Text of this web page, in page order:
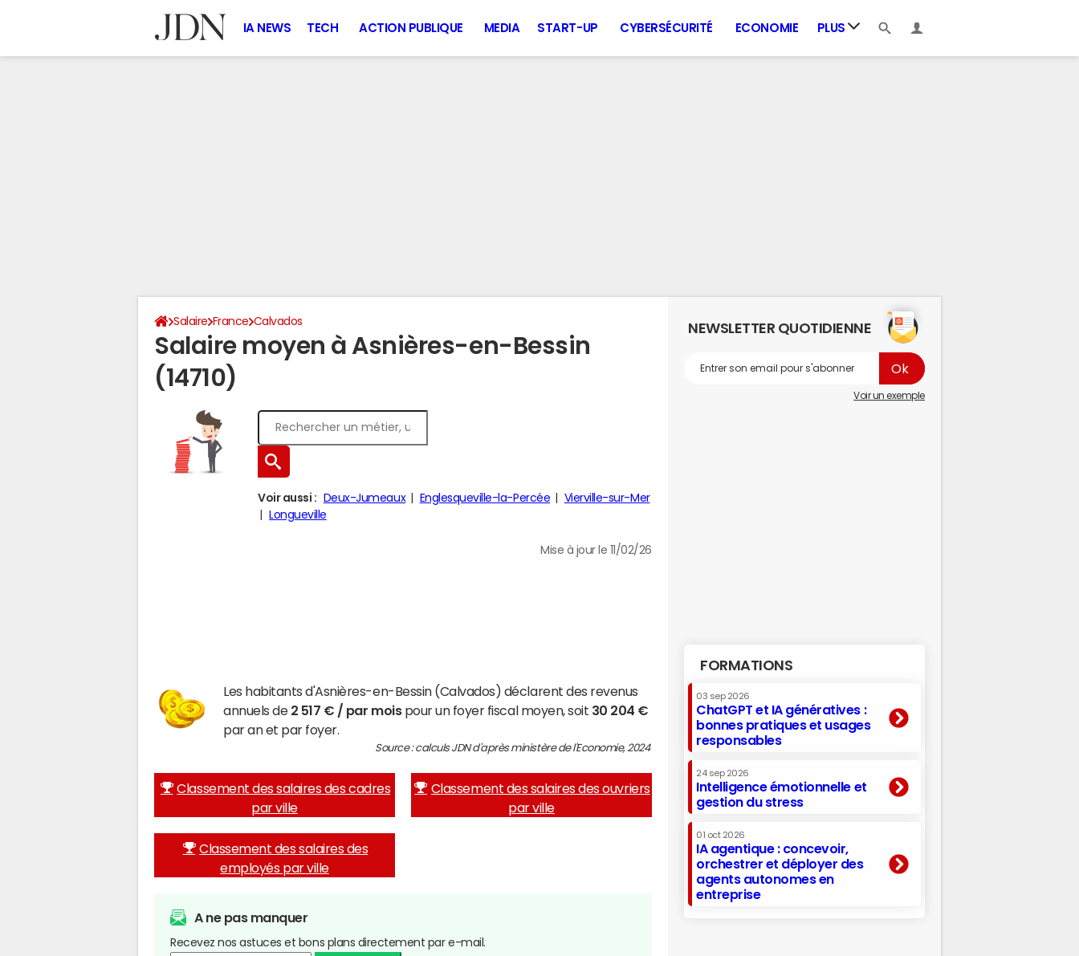
IA NEWS TECH ACTION PUBLIQUE MEDIA START-UP CYBERSÉCURITÉ ECONOMIE PLUS
Salaire France Calvados
Salaire moyen à Asnières-en-Bessin
(14710)
Voir aussi : Deux-Jumeaux Englesqueville-la-Percée
Vierville-sur-Mer
Longueville
Mise à jour le 11/02/26
Les habitants d'Asnières-en-Bessin (Calvados) déclarent des revenus
annuels de 2 517 € / par moispour un foyer fiscal moyen, soit 30 204 €
par an et par foyer.
Source : calculs JDN d'après ministère de l'Economie, 2024
Classement des salaires des cadres
par ville
Classement des salaires des ouvriers
par ville
Classement des salaires des
employés par ville
A ne pas manquer
Recevez nos astuces et bons plans directement par e-mail.
NEWSLETTER QUOTIDIENNE
Voir un exemple
FORMATIONS
03 sep 2026
ChatGPT et IA génératives :
bonnes pratiques et usages
responsables
24 sep 2026
Intelligence émotionnelle et
gestion du stress
01 oct 2026
IA agentique : concevoir,
orchestrer et déployer des
agents autonomes en
entreprise